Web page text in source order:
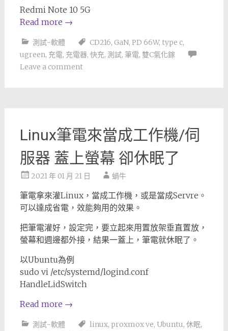
Redmi Note 10 5G
Read more →
測試-軟體 CD216, GaN, PD 66W, type c,
ugreen, 充電, 充電器, 快充, 測試, 筆電, 雙C氣化鎵
Leave a comment
Linux筆電來當成工作機/伺
服器 蓋上螢幕 卻休眠了
2021 年 01 月 21 日 蝸牛
筆電拿來灌Linux，當成工作機，或是當成Servre。
可以達成省電，效能夠用的效果。
把筆電灌好，設定完，要立起來用置放架垂直置放，
螢幕和週邊都外接，結果一蓋上，筆電就休眠了。
以Ubuntu為例
sudo vi /etc/systemd/logind.conf
HandleLidSwitch
Read more →
測試-軟體 linux, proxmox ve, Ubuntu, 休眠,